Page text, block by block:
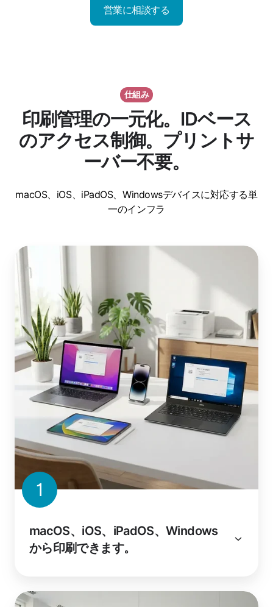
営業に相談する
仕組み
印刷管理の一元化。IDベース
のアクセス制御。プリントサ
ーバー不要。
macOS、iOS、iPadOS、Windowsデバイスに対応する単
一のインフラ
1
macOS、iOS、iPadOS、Windows
から印刷できます。